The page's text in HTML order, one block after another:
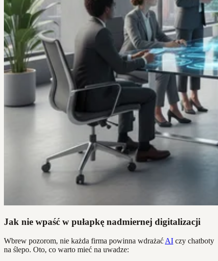
Jak nie wpaść w pułapkę nadmiernej digitalizacji
Wbrew pozorom, nie każda firma powinna wdrażać AI czy chatboty
na ślepo. Oto, co warto mieć na uwadze: